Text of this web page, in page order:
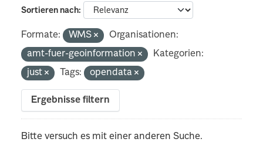
Sortieren nach
Formate: WMS
Organisationen:
amt-fuer-geoinformation
Kategorien:
just
Tags: opendata
Ergebnisse filtern
Bitte versuch es mit einer anderen Suche.